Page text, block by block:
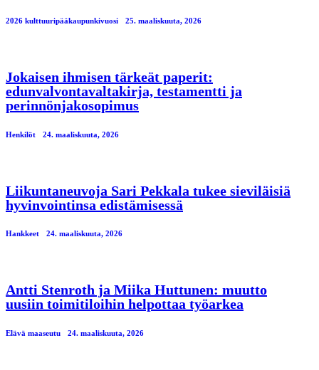
2026 kulttuuripääkaupunkivuosi 25. maaliskuuta, 2026
Jokaisen ihmisen tärkeät paperit:
edunvalvontavaltakirja, testamentti ja
perinnönjakosopimus
Henkilöt 24. maaliskuuta, 2026
Liikuntaneuvoja Sari Pekkala tukee sieviläisiä
hyvinvointinsa edistämisessä
Hankkeet 24. maaliskuuta, 2026
Antti Stenroth ja Miika Huttunen: muutto
uusiin toimitiloihin helpottaa työarkea
Elävä maaseutu 24. maaliskuuta, 2026